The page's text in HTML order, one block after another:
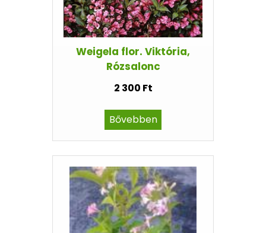
Weigela flor. Viktória,
Rózsalonc
2 300 Ft
Bővebben